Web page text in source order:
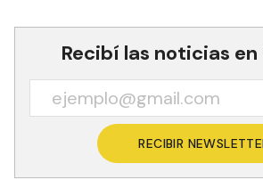
Recibí las noticias
RECIBIR